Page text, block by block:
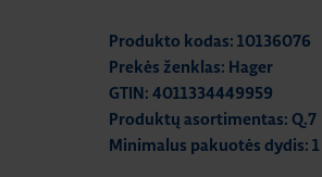
Produkto kodas: 10136076
Prekės ženklas: Hager
GTIN: 4011334449959
Produktų asortimentas: Q.7
Minimalus pakuotės dydis: